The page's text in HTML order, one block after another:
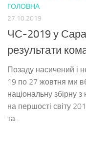
ГОЛОВНА
27.10.2019
ЧС-2019 у
результати
Позаду насичений і
19 по 27 жовтня ми
національну збірну з
на першості світу
та...